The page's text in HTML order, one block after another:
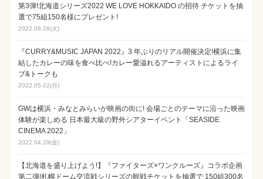
第3弾!北海道シリーズ2022 WE LOVE HOKKAIDO の招待 チケットを抽
選で75組150名様にプレゼント!
2022.06.28(火)
『CURRY&MUSIC JAPAN 2022』3 年ぶりのリアル開催決定!横浜に集
結したカレーの味を食べ比べ!カレー愛溢れるアーティストによるライ
ブ&トークも
2022.05.02(月)
GWは横浜・みなとみらいが映画の街に! 会場ごとのテーマに沿った映画
体験が楽しめる 日本最大級の野外シアターイベント「SEASIDE
CINEMA 2022」
2022.04.29(金)
【北海道を盛り上げよう!】『ファイターズ×ワンクルーズ』コラボ企画
第二弾!札幌ドーム交流戦シリーズの観戦チケットを抽選で 150組300名